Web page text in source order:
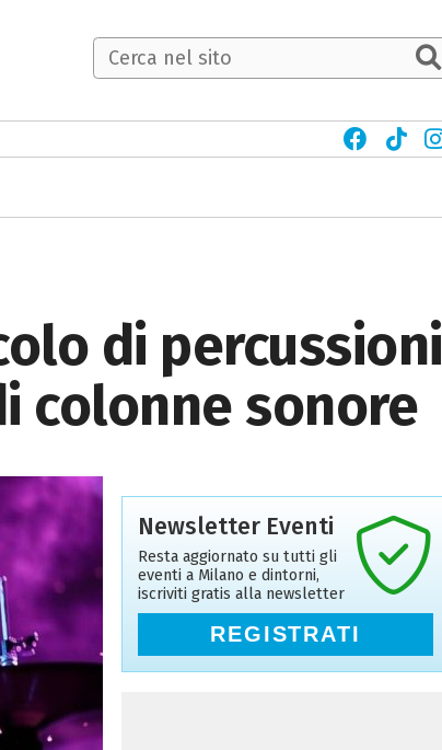
di percussioni
colonne sonore
Newsletter Eventi
Resta aggiornato su tutti gli
eventi a Milano e dintorni,
iscriviti gratis alla newsletter
REGISTRATI